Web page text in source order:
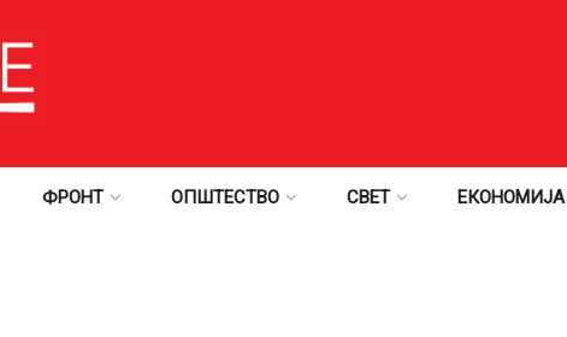
ФРОНТ ОПШТЕСТВО СВЕТ ЕКОНОМИЈА